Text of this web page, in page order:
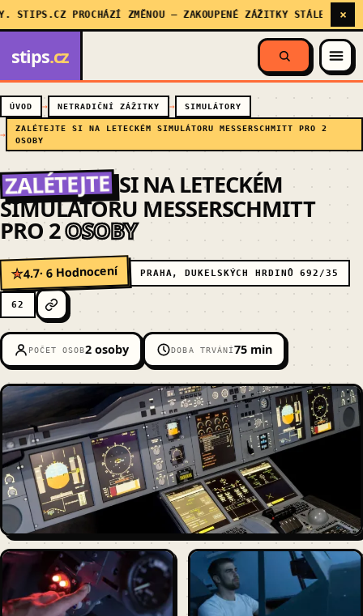
PROCHÁZÍ ZMĚNOU — ZAKOUPENÉ ZÁŽITKY STÁLE PLATÍ,
×
stips.cz
ÚVOD NETRADIČNÍ ZÁŽITKY SIMULÁTORY
ZALÉTEJTE SI NA LETECKÉM SIMULÁTORU MESSERSCHMITT PRO 2
OSOBY
ZALÉTEJTESI NA LETECKÉM
SIMULÁTORU MESSERSCHMITT
PRO 2OSOBY
★4.7· 6 Hodnocení PRAHA, DUKELSKÝCH HRDINŮ 692/35
62
POČET OSOB2 osoby DOBA TRVÁNÍ75 min